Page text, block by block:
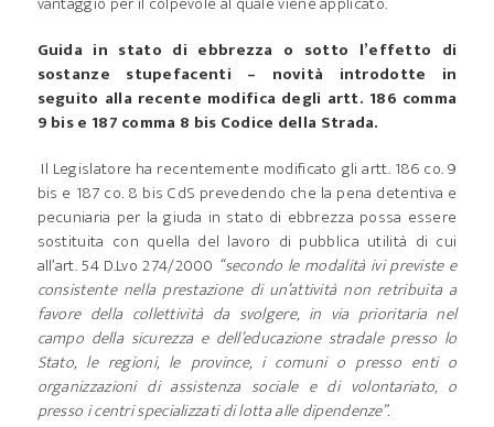
Guida in stato di ebbrezza o sotto l’effetto di
sostanze stupefacenti – novità introdotte in
seguito alla recente modifica degli artt. 186 comma
9 bis e 187 comma 8 bis Codice della Strada.
Il Legislatore ha recentemente modificato gli artt. 186 co. 9
bis e 187 co. 8 bis CdS prevedendo che la pena detentiva e
pecuniaria per la giuda in stato di ebbrezza possa essere
sostituita con quella del lavoro di pubblica utilità di cui
all’art. 54 D.Lvo 274/2000 “secondo le modalità ivi previste e
consistente nella prestazione di un’attività non retribuita a
favore della collettività da svolgere, in via prioritaria nel
campo della sicurezza e dell’educazione stradale presso lo
Stato, le regioni, le province, i comuni o presso enti o
organizzazioni di assistenza sociale e di volontariato, o
presso i centri specializzati di lotta alle dipendenze”.